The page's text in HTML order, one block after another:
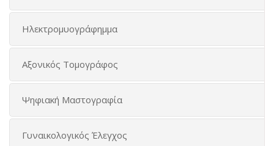
Ηλεκτρομυογράφημμα
Αξονικός Τομογράφος
Ψηφιακή Μαστογραφία
Γυναικολογικός Έλεγχος